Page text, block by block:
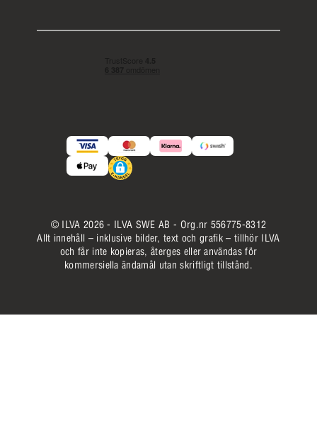
© ILVA 2026 - ILVA SWE AB - Org.nr 556775-8312
Allt innehåll – inklusive bilder, text och grafik – tillhör ILVA
och får inte kopieras, återges eller användas för
kommersiella ändamål utan skriftligt tillstånd.